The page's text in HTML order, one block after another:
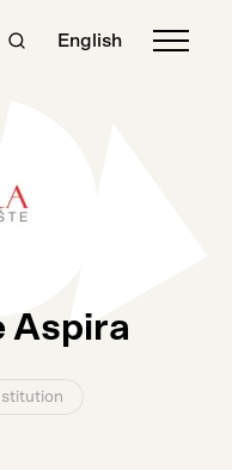
English
Aspira